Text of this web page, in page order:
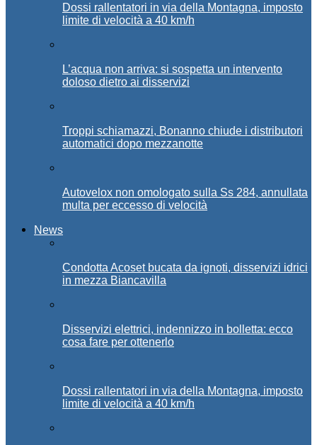
Dossi rallentatori in via della Montagna, imposto
limite di velocità a 40 km/h
L’acqua non arriva: si sospetta un intervento
doloso dietro ai disservizi
Troppi schiamazzi, Bonanno chiude i distributori
automatici dopo mezzanotte
Autovelox non omologato sulla Ss 284, annullata
multa per eccesso di velocità
News
Condotta Acoset bucata da ignoti, disservizi idrici
in mezza Biancavilla
Disservizi elettrici, indennizzo in bolletta: ecco
cosa fare per ottenerlo
Dossi rallentatori in via della Montagna, imposto
limite di velocità a 40 km/h